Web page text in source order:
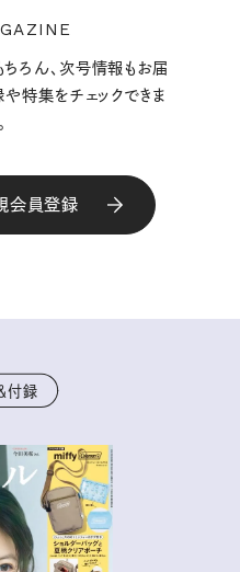
ろん、次号情報もお届
や特集をチェックできま
会員登録
付録